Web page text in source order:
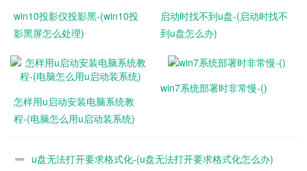
它是毒药打开我的电脑-工具-文件选项-显示所有文件和文件夹
(点)来打开我的电脑- - - - - - - - - - - -工具-选项-隐藏受保护的
一个文件，重新格式化U盘数据恢复软件
不是U盘坏了，可能是假你磁盘容量是虚拟的“我的电脑”显示
可移动硬盘，U盘系统软受损，可以修复，但在被保险人原始
低变化符合售后：与h2testw测量存在坏块或能力是虚拟的，
施就是几乎正确以及实际文件：= -下一个U盘类型检测工具，
win10投影仪投影黑-(win10投
影黑屏怎么处理)
启动时找不到u盘-(启动时找不
到u盘怎么办)
怎样用u启动安装电脑系统教
程-(电脑怎么用u启动装系统)
win7系统部署时非常慢-()
u盘无法打开要求格式化-(u盘无法打开要求格式化怎么办)